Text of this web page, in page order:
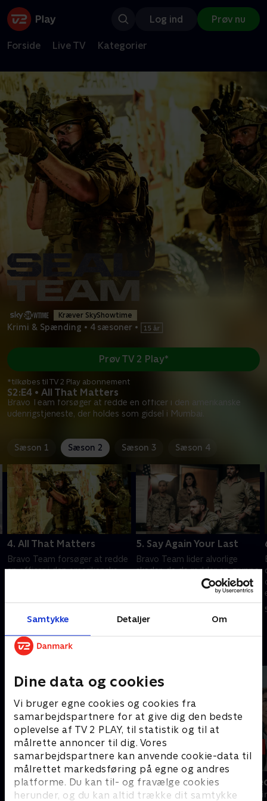
Samtykke Detaljer Om
Dine data og cookies
Vi bruger egne cookies og cookies fra
samarbejdspartnere for at give dig den bedste
oplevelse af TV 2 PLAY, til statistik og til at
målrette annoncer til dig. Vores
samarbejdspartnere kan anvende cookie-data til
målrettet markedsføring på egne og andres
platforme. Du kan til- og fravælge cookies
herunder, og du kan altid trække dit samtykke
Log ind Prøv nu
Forside Live TV Kategorier
Kræver SkyShowtime
Krimi & Spænding • 4 sæsoner •
S2:E4 • All That Matters
Bravo Team forsøger at redde en officer i den amerikanske
udenrigstjeneste, der holdes som gidsel i Mumbai.
Prøv TV 2 Play*
*tilkøbes til TV 2 Play abonnement
Sæson 1 Sæson 2 Sæson 3 Sæson 4
4. All That Matters
Bravo Team forsøger at redde
en officer i den amerikanske
5. Say Again Your Last
Bravo Team lider alvorlige
skader, da de redder en gruppe
amerikanske gidsler.
Andre så også
Konflikt
Krimi & Spænding • 1 sæsoner Krimi &